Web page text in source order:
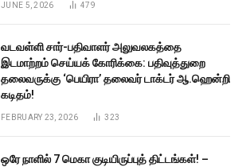
JUNE 5, 2026 479
வடவள்ளி சார்-பதிவாளர் அலுவலகத்தை
இடமாற்றம் செய்யக் கோரிக்கை: பதிவுத்துறை
தலைவருக்கு ‘பெயிரா’ தலைவர் டாக்டர் ஆ.ஹென்றி
கடிதம்!
FEBRUARY 23, 2026 323
ஒரே நாளில் 7 மெகா குடியிருப்புத் திட்டங்கள்! –